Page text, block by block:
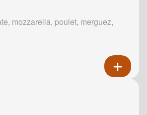
mozzarella, poulet, merguez,